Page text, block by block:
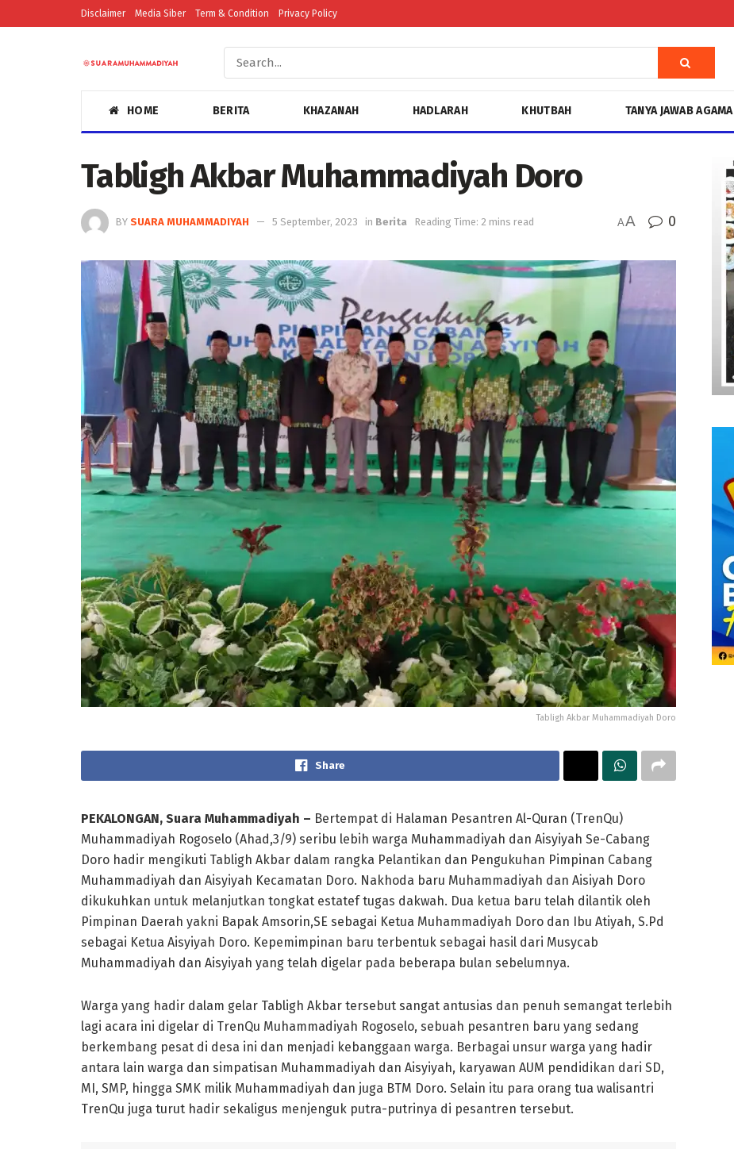
Disclaimer Media Siber Term & Condition Privacy Policy
HOME BERITA KHAZANAH HADLARAH KHUTBAH TANYA JAWAB AGAMA
Tabligh Akbar Muhammadiyah Doro
BY SUARA MUHAMMADIYAH 5 September, 2023 in Berita Reading Time: 2 mins read AA 0
Tabligh Akbar Muhammadiyah Doro
Share
PEKALONGAN, Suara Muhammadiyah – Bertempat di Halaman Pesantren Al-Quran (TrenQu)
Muhammadiyah Rogoselo (Ahad,3/9) seribu lebih warga Muhammadiyah dan Aisyiyah Se-Cabang
Doro hadir mengikuti Tabligh Akbar dalam rangka Pelantikan dan Pengukuhan Pimpinan Cabang
Muhammadiyah dan Aisyiyah Kecamatan Doro. Nakhoda baru Muhammadiyah dan Aisiyah Doro
dikukuhkan untuk melanjutkan tongkat estatef tugas dakwah. Dua ketua baru telah dilantik oleh
Pimpinan Daerah yakni Bapak Amsorin,SE sebagai Ketua Muhammadiyah Doro dan Ibu Atiyah, S.Pd
sebagai Ketua Aisyiyah Doro. Kepemimpinan baru terbentuk sebagai hasil dari Musycab
Muhammadiyah dan Aisyiyah yang telah digelar pada beberapa bulan sebelumnya.
Warga yang hadir dalam gelar Tabligh Akbar tersebut sangat antusias dan penuh semangat terlebih
lagi acara ini digelar di TrenQu Muhammadiyah Rogoselo, sebuah pesantren baru yang sedang
berkembang pesat di desa ini dan menjadi kebanggaan warga. Berbagai unsur warga yang hadir
antara lain warga dan simpatisan Muhammadiyah dan Aisyiyah, karyawan AUM pendidikan dari SD,
MI, SMP, hingga SMK milik Muhammadiyah dan juga BTM Doro. Selain itu para orang tua walisantri
TrenQu juga turut hadir sekaligus menjenguk putra-putrinya di pesantren tersebut.